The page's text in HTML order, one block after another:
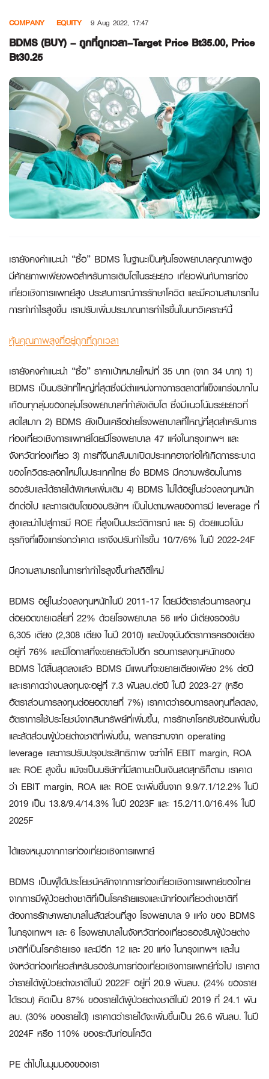
content
COMPANY EQUITY 9 Aug 2022, 17:47
BDMS (BUY) – ถูกที่ถูกเวลา–Target Price Bt35.00, Price
Bt30.25
เรายังคงคำแนะนำ “ซื้อ” BDMS ในฐานะเป็นหุ้นโรงพยาบาลคุณภาพสูง
มีศักยภาพเพียงพอสำหรับการเติบโตในระยะยาว เกี่ยวพันกับการท่อง
เที่ยวเชิงการแพทย์สูง ประสบการณ์การรักษาโควิด และมีความสามารถใน
การทำกำไรสูงขึ้น เราปรับเพิ่มประมาณการกำไรขึ้นในบทวิเคราะห์นี้
หุ้นคุณภาพสูงที่อยู่ถูกที่ถูกเวลา
เรายังคงคำแนะนำ “ซื้อ” ราคาเป้าหมายใหม่ที่ 35 บาท (จาก 34 บาท) 1)
BDMS เป็นบริษัทที่ใหญ่ที่สุดซึ่งมีตำแหน่งทางการตลาดที่แข็งแกร่งมากใน
เกือบทุกลุ่มของกลุ่มโรงพยาบาลที่กำลังเติบโต ซึ่งมีแนวโน้มระยะยาวที่
สดใสมาก 2) BDMS ยังเป็นเครือข่ายโรงพยาบาลที่ใหญ่ที่สุดสำหรับการ
ท่องเที่ยวเชิงการแพทย์โดยมีโรงพยาบาล 47 แห่งในกรุงเทพฯ และ
จังหวัดท่องเที่ยว 3) การที่จีนกลับมาเปิดประเทศอาจก่อให้เกิดการระบาด
ของโควิดระลอกใหม่ในประเทศไทย ซึ่ง BDMS มีความพร้อมในการ
รองรับและได้รายได้พิเศษเพิ่มเติม 4) BDMS ไม่ได้อยู่ในช่วงลงทุนหนัก
อีกต่อไป และการเติบโตของบริษัทฯ เป็นไปตามผลของการมี leverage ที่
สูงและนำไปสู่การมี ROE ที่สูงเป็นประวัติการณ์ และ 5) ด้วยแนวโน้ม
ธุรกิจที่แข็งแกร่งกว่าคาด เราจึงปรับกำไรขึ้น 10/7/6% ในปี 2022-24F
มีความสามารถในการทำกำไรสูงขึ้นทำสถิติใหม่
BDMS อยู่ในช่วงลงทุนหนักในปี 2011-17 โดยมีอัตราส่วนการลงทุน
ต่อยอดขายเฉลี่ยที่ 22% ด้วยโรงพยาบาล 56 แห่ง มีเตียงรองรับ
6,305 เตียง (2,308 เตียง ในปี 2010) และปัจจุบันอัตราการครองเตียง
อยู่ที่ 76% และมีโอกาสที่จะขยายตัวไปอีก รอบการลงทุนหนักของ
BDMS ได้สิ้นสุดลงแล้ว BDMS มีแผนที่จะขยายเตียงเพียง 2% ต่อปี
และเราคาดว่างบลงทุนจะอยู่ที่ 7.3 พันลบ.ต่อปี ในปี 2023-27 (หรือ
อัตราส่วนการลงทุนต่อยอดขายที่ 7%) เราคาดว่ารอบการลงทุนที่ลดลง,
อัตราการใช้ประโยชน์จากสินทรัพย์ที่เพิ่มขึ้น, การรักษาโรคซับซ้อนเพิ่มขึ้น
และสัดส่วนผู้ป่วยต่างชาติที่เพิ่มขึ้น, ผลกระทบจาก operating
leverage และการปรับปรุงประสิทธิภาพ จะทำให้ EBIT margin, ROA
และ ROE สูงขึ้น แม้จะเป็นบริษัทที่มีสถานะเป็นเงินสดสุทธิก็ตาม เราคาด
ว่า EBIT margin, ROA และ ROE จะเพิ่มขึ้นจาก 9.9/7.1/12.2% ในปี
2019 เป็น 13.8/9.4/14.3% ในปี 2023F และ 15.2/11.0/16.4% ในปี
2025F
ได้แรงหนุนจากการท่องเที่ยวเชิงการแพทย์
BDMS เป็นผู้ได้ประโยชน์หลักจากการท่องเที่ยวเชิงการแพทย์ของไทย
จากการมีผู้ป่วยต่างชาติที่เป็นโรคร้ายแรงและนักท่องเที่ยวต่างชาติที่
ต้องการรักษาพยาบาลในสัดส่วนที่สูง โรงพยาบาล 9 แห่ง ของ BDMS
ในกรุงเทพฯ และ 6 โรงพยาบาลในจังหวัดท่องเที่ยวรองรับผู้ป่วยต่าง
ชาติที่เป็นโรคร้ายแรง และมีอีก 12 และ 20 แห่ง ในกรุงเทพฯ และใน
จังหวัดท่องเที่ยวสำหรับรองรับการท่องเที่ยวเชิงการแพทย์ทั่วไป เราคาด
ว่ารายได้ผู้ป่วยต่างชาติในปี 2022F อยู่ที่ 20.9 พันลบ. (24% ของราย
ได้รวม) คิดเป็น 87% ของรายได้ผู้ป่วยต่างชาติในปี 2019 ที่ 24.1 พัน
ลบ. (30% ของรายได้) เราคาดว่ารายได้จะเพิ่มขึ้นเป็น 26.6 พันลบ. ในปี
2024F หรือ 110% ของระดับก่อนโควิด
PE ต่ำไปในมุมมองของเรา